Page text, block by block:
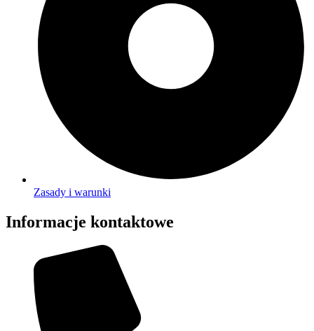
Zasady i warunki
Informacje kontaktowe